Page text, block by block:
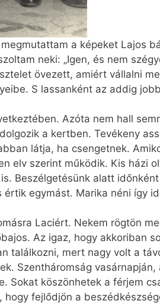
a képeket Lajos
neki: „Igen, és nem
övezett, amiért vállalni
S lassanként az addig
Azóta nem hall
a kertben. Tevékeny
látja, ha csengetnek.
elv szerint működik. Kis házi
Beszélgetésünk alatt időnként
egymást. Marika néni így
Laciért. Nekem rögtön
Az igaz, hogy akkoriban
találkozni, mert nagy volt a
Szentháromság vasárnapján,
Sokat köszönhetek a férjem
fejlődjön a